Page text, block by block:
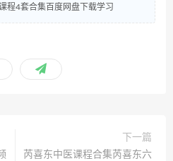
程4套合集百度网盘下载学习
下一篇
芮喜东中医课程合集芮喜东六